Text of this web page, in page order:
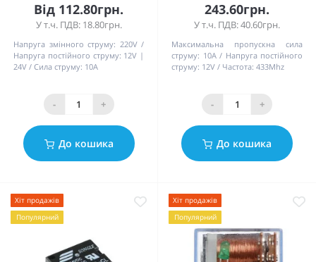
Від 112.80грн.
У т.ч. ПДВ: 18.80грн.
Напруга змінного струму: 220V
Напруга постійного струму: 12V |
24V
Сила струму: 10A
- +
До кошика
243.60грн.
У т.ч. ПДВ: 40.60грн.
Максимальна пропускна сила
струму: 10A
Напруга постійного
струму: 12V Частота: 433Mhz
- +
До кошика
Хіт продажів
Популярний
Хіт продажів
Популярний